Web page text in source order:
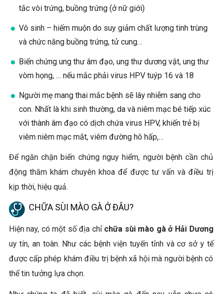
tắc vòi trứng, buồng trứng (ở nữ giới)
Vô sinh – hiếm muộn do suy giảm chất lượng tinh trùng
và chức năng buồng trứng, tử cung…
Biến chứng ung thư âm đạo, ung thư dương vật, ung thư
vòm họng, … nếu mắc phải virus HPV tuýp 16 và 18
Người mẹ mang thai mắc bệnh sẽ lây nhiễm sang cho
con. Nhất là khi sinh thường, da và niêm mạc bé tiếp xúc
với thành âm đạo có dịch chứa virus HPV, khiến trẻ bị
viêm niêm mạc mắt, viêm đường hô hấp,…
Để ngăn chặn biến chứng nguy hiểm, người bệnh cần chủ
động thăm khám chuyên khoa để được tư vấn và điều trị
kịp thời, hiệu quả.
CHỮA SÙI MÀO GÀ Ở ĐÂU?
Hiện nay, có một số địa chỉ chữa sùi mào gà ở Hải Dương
uy tín, an toàn. Như các bệnh viện tuyến tỉnh và cơ sở y tế
được cấp phép khám điều trị bệnh xã hội mà người bệnh có
thể tin tưởng lựa chọn.